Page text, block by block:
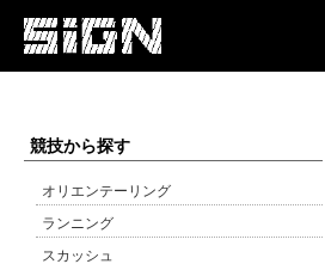
競技から探す
オリエンテーリング
ランニング
スカッシュ